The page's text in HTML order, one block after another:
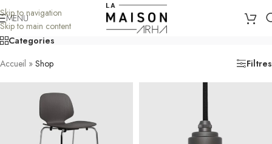
Skip to navigation
Skip to main content
MENU
Categories
Accueil » Shop Filtres